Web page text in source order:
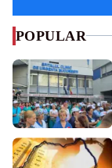
POPULAR